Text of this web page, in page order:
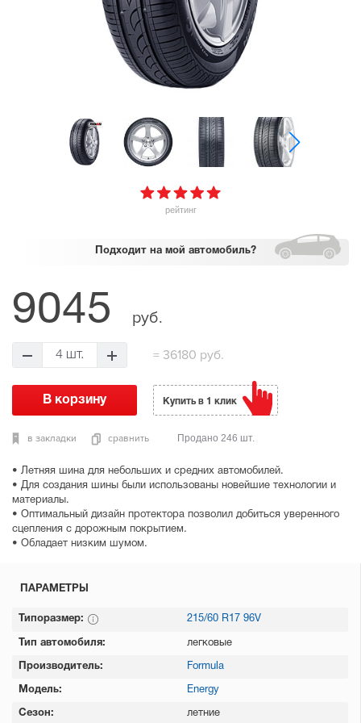
рейтинг
Подходит на мой автомобиль?
• Летняя шина для небольших и средних автомобилей.
• Для создания шины были использованы новейшие технологии и
материалы.
• Оптимальный дизайн протектора позволил добиться уверенного
сцепления с дорожным покрытием.
• Обладает низким шумом.
9045 руб.
4 шт. = 36180 руб.
в закладки сравнить
Купить в 1 клик
Продано 246 шт.
ПАРАМЕТРЫ
Типоразмер: 215/60 R17 96V
Тип автомобиля: легковые
Производитель: Formula
Модель: Energy
Сезон: летние